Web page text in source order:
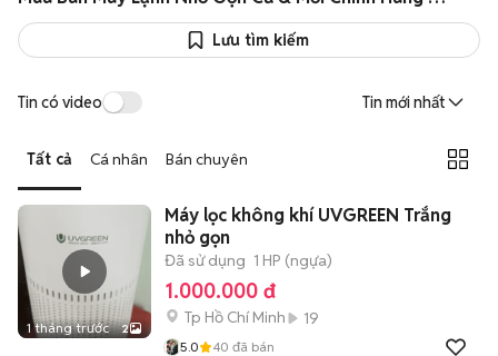
Lưu tìm kiếm
Tin có video Tin mới nhất
Tất cả Cá nhân Bán chuyên
1 tháng trước 2
Máy lọc không khí UVGREEN Trắng
nhỏ gọn
Đã sử dụng 1 HP (ngựa)
1.000.000 đ
Tp Hồ Chí Minh 19
5.0 40 đã bán